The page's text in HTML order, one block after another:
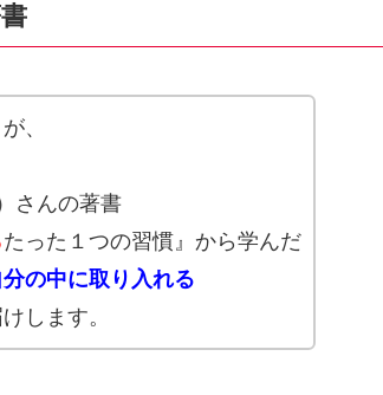
、
さんの著書
たった１つの習慣』から学んだ
の中に取り入れる
します。